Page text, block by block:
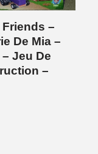
Friends –
De Mia –
Jeu De
–